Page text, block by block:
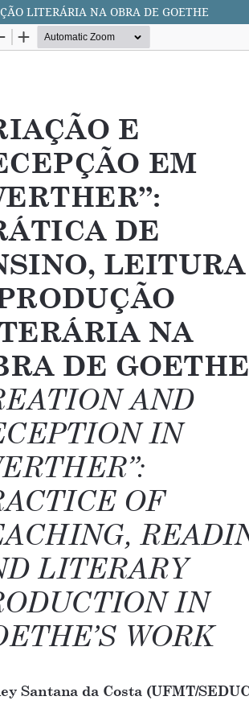
LITERÁRIA NA OBRA DE GOETHE